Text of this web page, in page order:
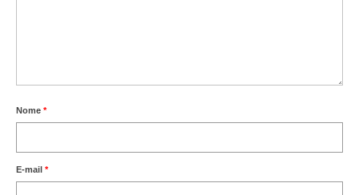
Nome *
E-mail *